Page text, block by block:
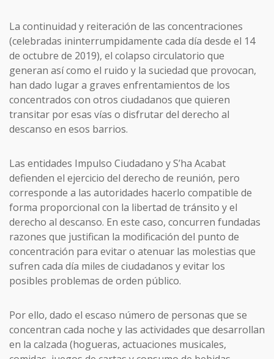
La continuidad y reiteración de las concentraciones
(celebradas ininterrumpidamente cada día desde el 14
de octubre de 2019), el colapso circulatorio que
generan así como el ruido y la suciedad que provocan,
han dado lugar a graves enfrentamientos de los
concentrados con otros ciudadanos que quieren
transitar por esas vías o disfrutar del derecho al
descanso en esos barrios.
Las entidades Impulso Ciudadano y S’ha Acabat
defienden el ejercicio del derecho de reunión, pero
corresponde a las autoridades hacerlo compatible de
forma proporcional con la libertad de tránsito y el
derecho al descanso. En este caso, concurren fundadas
razones que justifican la modificación del punto de
concentración para evitar o atenuar las molestias que
sufren cada día miles de ciudadanos y evitar los
posibles problemas de orden público.
Por ello, dado el escaso número de personas que se
concentran cada noche y las actividades que desarrollan
en la calzada (hogueras, actuaciones musicales,